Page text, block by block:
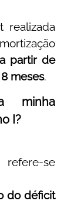
realizada
partir de
meses.
minha
I?
se
do déficit